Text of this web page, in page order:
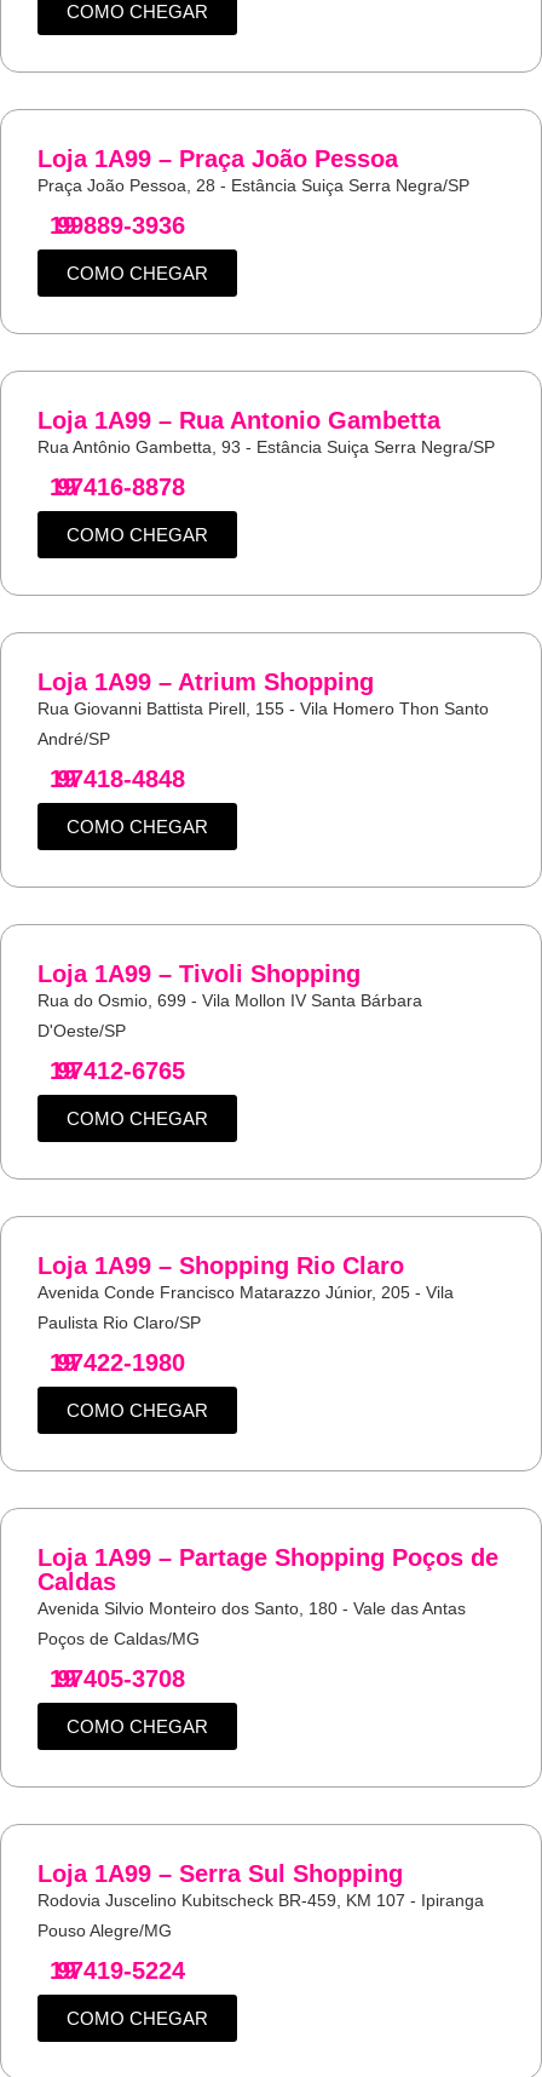
COMO CHEGAR
Loja 1A99 – Praça João Pessoa
Praça João Pessoa, 28 - Estância Suiça Serra Negra/SP
19
99889-3936
COMO CHEGAR
Loja 1A99 – Rua Antonio Gambetta
Rua Antônio Gambetta, 93 - Estância Suiça Serra Negra/SP
19
97416-8878
COMO CHEGAR
Loja 1A99 – Atrium Shopping
Rua Giovanni Battista Pirell, 155 - Vila Homero Thon Santo
André/SP
19
97418-4848
COMO CHEGAR
Loja 1A99 – Tivoli Shopping
Rua do Osmio, 699 - Vila Mollon IV Santa Bárbara
D'Oeste/SP
19
97412-6765
COMO CHEGAR
Loja 1A99 – Shopping Rio Claro
Avenida Conde Francisco Matarazzo Júnior, 205 - Vila
Paulista Rio Claro/SP
19
97422-1980
COMO CHEGAR
Loja 1A99 – Partage Shopping Poços de
Caldas
Avenida Silvio Monteiro dos Santo, 180 - Vale das Antas
Poços de Caldas/MG
19
97405-3708
COMO CHEGAR
Loja 1A99 – Serra Sul Shopping
Rodovia Juscelino Kubitscheck BR-459, KM 107 - Ipiranga
Pouso Alegre/MG
19
97419-5224
COMO CHEGAR